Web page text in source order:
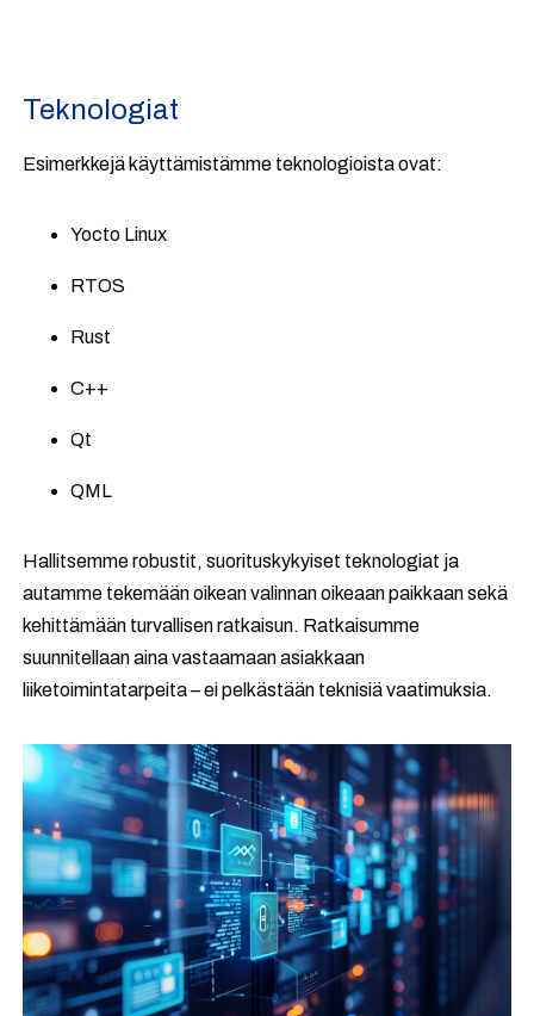
Teknologiat
Esimerkkejä käyttämistämme teknologioista ovat:
Yocto Linux
RTOS
Rust
C++
Qt
QML
Hallitsemme robustit, suorituskykyiset teknologiat ja
autamme tekemään oikean valinnan oikeaan paikkaan sekä
kehittämään turvallisen ratkaisun. Ratkaisumme
suunnitellaan aina vastaamaan asiakkaan
liiketoimintatarpeita – ei pelkästään teknisiä vaatimuksia.